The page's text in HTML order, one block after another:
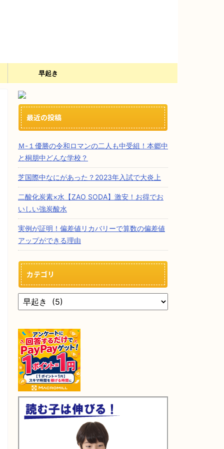
早起き
最近の投稿
Ｍ-１優勝の令和ロマンの二人も中受組！本郷中
と桐朋中どんな学校？
芝国際中なにがあった？2023年入試で大炎上
二酸化炭素×水【ZAO SODA】激安！お得でお
いしい強炭酸水
実例が証明！偏差値リカバリーで算数の偏差値
アップができる理由
カテゴリ